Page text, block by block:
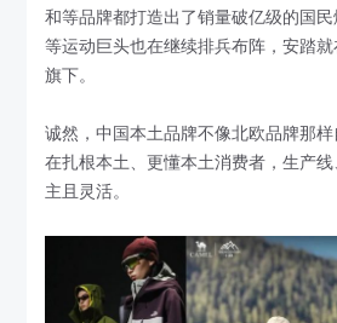
和等品牌都打造出了销量破亿级的国
等运动巨头也在继续排兵布阵，安踏
旗下。
诚然，中国本土品牌不像北欧品牌那
在扎根本土、更懂本土消费者，生产
主且灵活。